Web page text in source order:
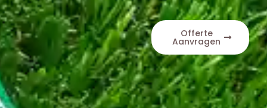
Offerte
Aanvragen